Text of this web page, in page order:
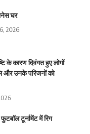
घर
2026
के कारण दिवंगत हुए लोगों
और उनके परिजनों को
टूर्नामेंट में रिग